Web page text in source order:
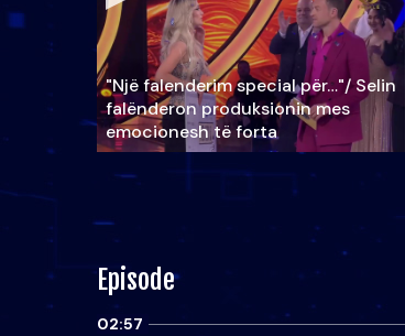
"Një falenderim special për…"/ Selin
falënderon produksionin mes
emocionesh të forta
Episode
02:57